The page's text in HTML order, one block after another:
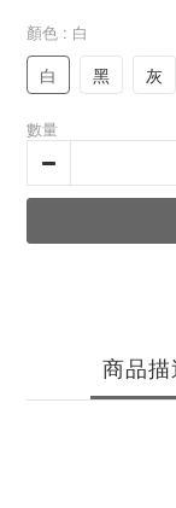
顏色 : 白
白 黑 灰
數量
商品描